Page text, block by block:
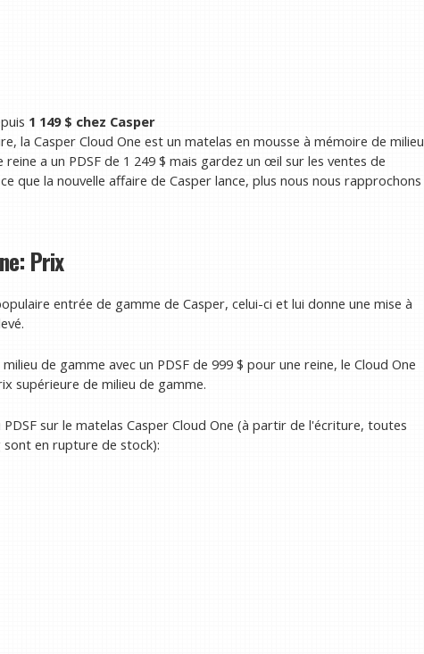
1 149 $ chez Casper
la Casper Cloud One est un matelas en mousse à mémoire de milieu
a un PDSF de 1 249 $ mais gardez un œil sur les ventes de
que la nouvelle affaire de Casper lance, plus nous nous rapprochons
Prix
entrée de gamme de Casper, celui-ci et lui donne une mise à
de gamme avec un PDSF de 999 $ pour une reine, le Cloud One
supérieure de milieu de gamme.
sur le matelas Casper Cloud One (à partir de l'écriture, toutes
sont en rupture de stock):